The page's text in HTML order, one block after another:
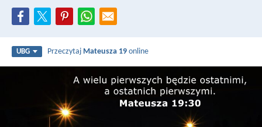
UBG Przeczytaj Mateusza 19 online